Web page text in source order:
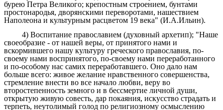
бурею Петра Великого; крепостным строением, бунтами
простонародья, дворянскими переворотами, нашествием
Наполеона и культурным расцветом 19 века" (И.А.Ильин).
4) Воспитание православием (духовный архетип); "Наше
своеобразие - от нашей веры, от принятого нами и
вскормившего нашу культуру греческого православия, по-
своему нами воспринятого, по-своему нами переработанного
и по-особому нас самих переработавшего. Оно дало нам
больше всего: живое желание нравственного совершенства,
стремление внести во все начало любви, веру во
второстепенность земного и в бессмертие личной души,
открытую живую совесть, дар покаяния, искусство страдать и
терпеть, неутолимый голод по религиозному осмыслению